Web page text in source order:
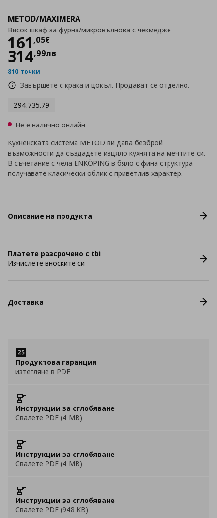
METOD/MAXIMERA
Висок шкаф за фурна/микровълнова с чекмедже
161 ,05€
Цена
314,99лв
810 точки
Завършете с крака и цокъл. Продават се отделно.
294.735.79
Не е налично онлайн
Кухненската система METOD ви дава безброй
възможности да създадете изцяло кухнята на мечтите си.
В съчетание с чела ENKÖPING в бяло с фина структура
получавате класически облик с приветлив характер.
Описание на продукта
Платете разсрочено с tbi
Изчислете вноските си
Доставка
Продуктова гаранция
изтегляне в PDF
Инструкции за сглобяване
Свалете PDF (4 MB)
Инструкции за сглобяване
Свалете PDF (4 MB)
Инструкции за сглобяване
Свалете PDF (948 KB)